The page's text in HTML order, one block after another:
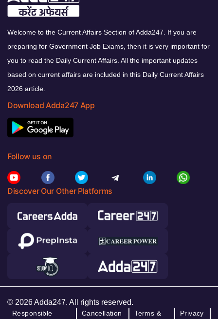
Welcome to the Current Affairs Section of Adda247. If you are
preparing for Government Job Exams, then it is very important for
you to read the Daily Current Affairs. All the important updates
based on current affairs are included in this Daily Current Affairs
2026 article.
Download Adda247 App
Follow us on
Discover Our Other Platforms
© 2026 Adda247. All rights reserved.
Responsible Cancellation Terms & Privacy